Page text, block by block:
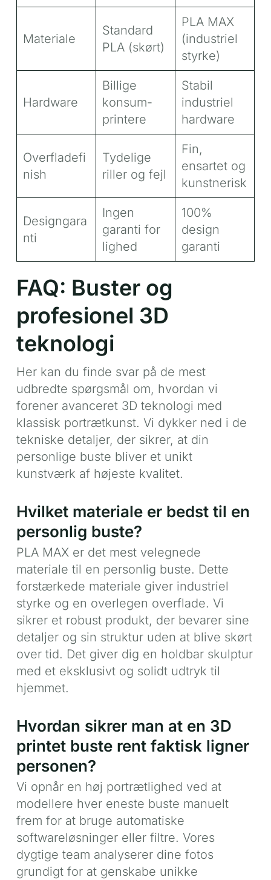
Materiale
Standard
PLA (skørt)
PLA MAX
(industriel
styrke)
Hardware
Billige
konsum-
printere
Stabil
industriel
hardware
Overfladefi
nish
Tydelige
riller og fejl
Fin,
ensartet og
kunstnerisk
Designgara
nti
Ingen
garanti for
lighed
100%
design
garanti
FAQ: Buster og
profesionel 3D
teknologi
Her kan du finde svar på de mest
udbredte spørgsmål om, hvordan vi
forener avanceret 3D teknologi med
klassisk portrætkunst. Vi dykker ned i de
tekniske detaljer, der sikrer, at din
personlige buste bliver et unikt
kunstværk af højeste kvalitet.
Hvilket materiale er bedst til en
personlig buste?
PLA MAX er det mest velegnede
materiale til en personlig buste. Dette
forstærkede materiale giver industriel
styrke og en overlegen overflade. Vi
sikrer et robust produkt, der bevarer sine
detaljer og sin struktur uden at blive skørt
over tid. Det giver dig en holdbar skulptur
med et eksklusivt og solidt udtryk til
hjemmet.
Hvordan sikrer man at en 3D
printet buste rent faktisk ligner
personen?
Vi opnår en høj portrætlighed ved at
modellere hver eneste buste manuelt
frem for at bruge automatiske
softwareløsninger eller filtre. Vores
dygtige team analyserer dine fotos
grundigt for at genskabe unikke